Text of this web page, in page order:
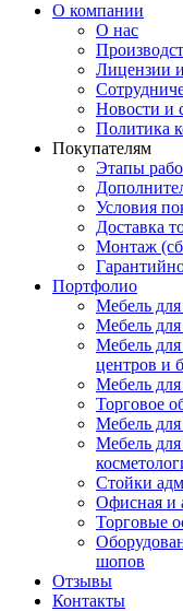
О компании
О нас
Лицензии
Новости и
Политика
Покупателям
Этапы
Условия
Доставка
Монтаж
Портфолио
Мебель для
Мебель
Мебель
центров и
Мебель для
Торговое
Мебель
Мебель
Стойки
Офисная и
Торговые
шопов
Отзывы
Контакты